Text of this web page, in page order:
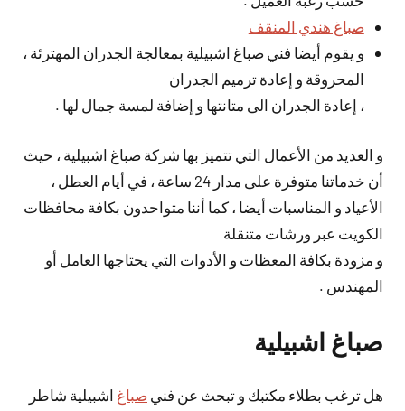
صباغ هندي المنقف
و يقوم أيضا فني صباغ اشبيلية بمعالجة الجدران المهترئة ،
المحروقة و إعادة ترميم الجدران
، إعادة الجدران الى متانتها و إضافة لمسة جمال لها .
و العديد من الأعمال التي تتميز بها شركة صباغ اشبيلية ، حيث
أن خدماتنا متوفرة على مدار 24 ساعة ، في أيام العطل ،
الأعياد و المناسبات أيضا ، كما أننا متواحدون بكافة محافظات
الكويت عبر ورشات متنقلة
و مزودة بكافة المعظات و الأدوات التي يحتاجها العامل أو
المهندس .
صباغ اشبيلية
هل ترغب بطلاء مكتبك و تبحث عن فني صباغ اشبيلية شاطر